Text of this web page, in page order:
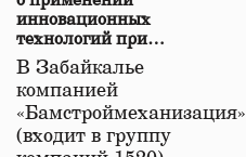
инновационных
технологий при
строительстве нового моста
в Забайкалье
В Забайкалье
компанией
«Бамстроймеханизация»
(входит в группу